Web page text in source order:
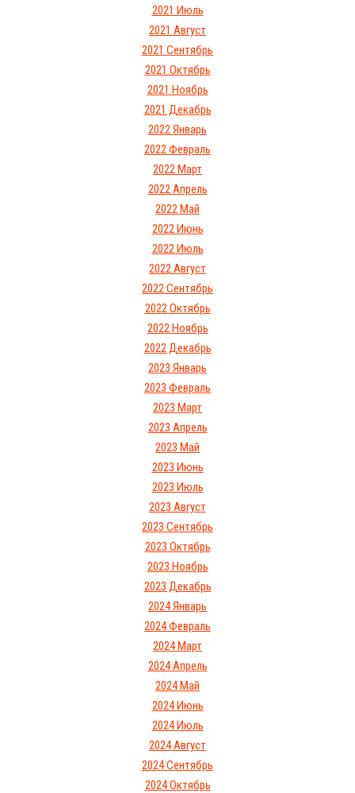
2021 Июль
2021 Август
2021 Сентябрь
2021 Октябрь
2021 Ноябрь
2021 Декабрь
2022 Январь
2022 Февраль
2022 Март
2022 Апрель
2022 Май
2022 Июнь
2022 Июль
2022 Август
2022 Сентябрь
2022 Октябрь
2022 Ноябрь
2022 Декабрь
2023 Январь
2023 Февраль
2023 Март
2023 Апрель
2023 Май
2023 Июнь
2023 Июль
2023 Август
2023 Сентябрь
2023 Октябрь
2023 Ноябрь
2023 Декабрь
2024 Январь
2024 Февраль
2024 Март
2024 Апрель
2024 Май
2024 Июнь
2024 Июль
2024 Август
2024 Сентябрь
2024 Октябрь